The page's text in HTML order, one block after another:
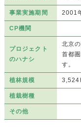
事業実施期間 2001
CP機関
プロジェクト
のハナシ
北京
首都
す。
植林規模
植栽樹種
その他